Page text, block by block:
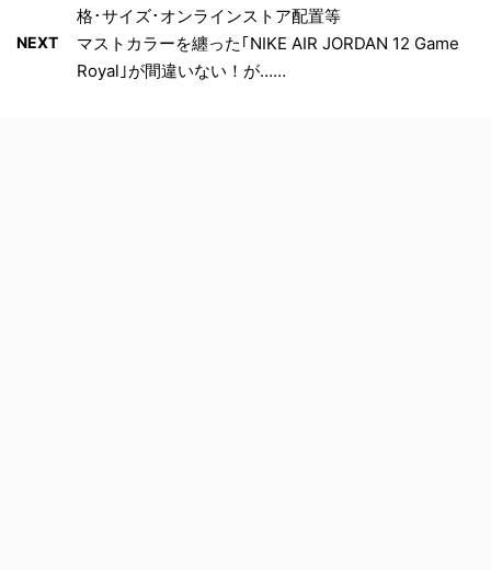
格･サイズ･オンラインストア配置等
NEXT
マストカラーを纏った｢NIKE AIR JORDAN 12 Game
Royal｣が間違いない！が……